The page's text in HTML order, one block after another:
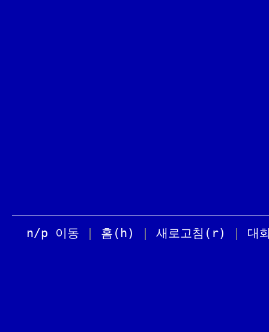
n/p 이동 | 홈(h) | 새로고침(r) | 대